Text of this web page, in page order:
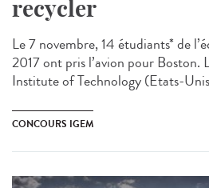
recycler
Le 7 novembre, 14 étudiants* de
2017 ont pris l’avion pour Boston.
Institute of Technology (Etats-
CONCOURS IGEM